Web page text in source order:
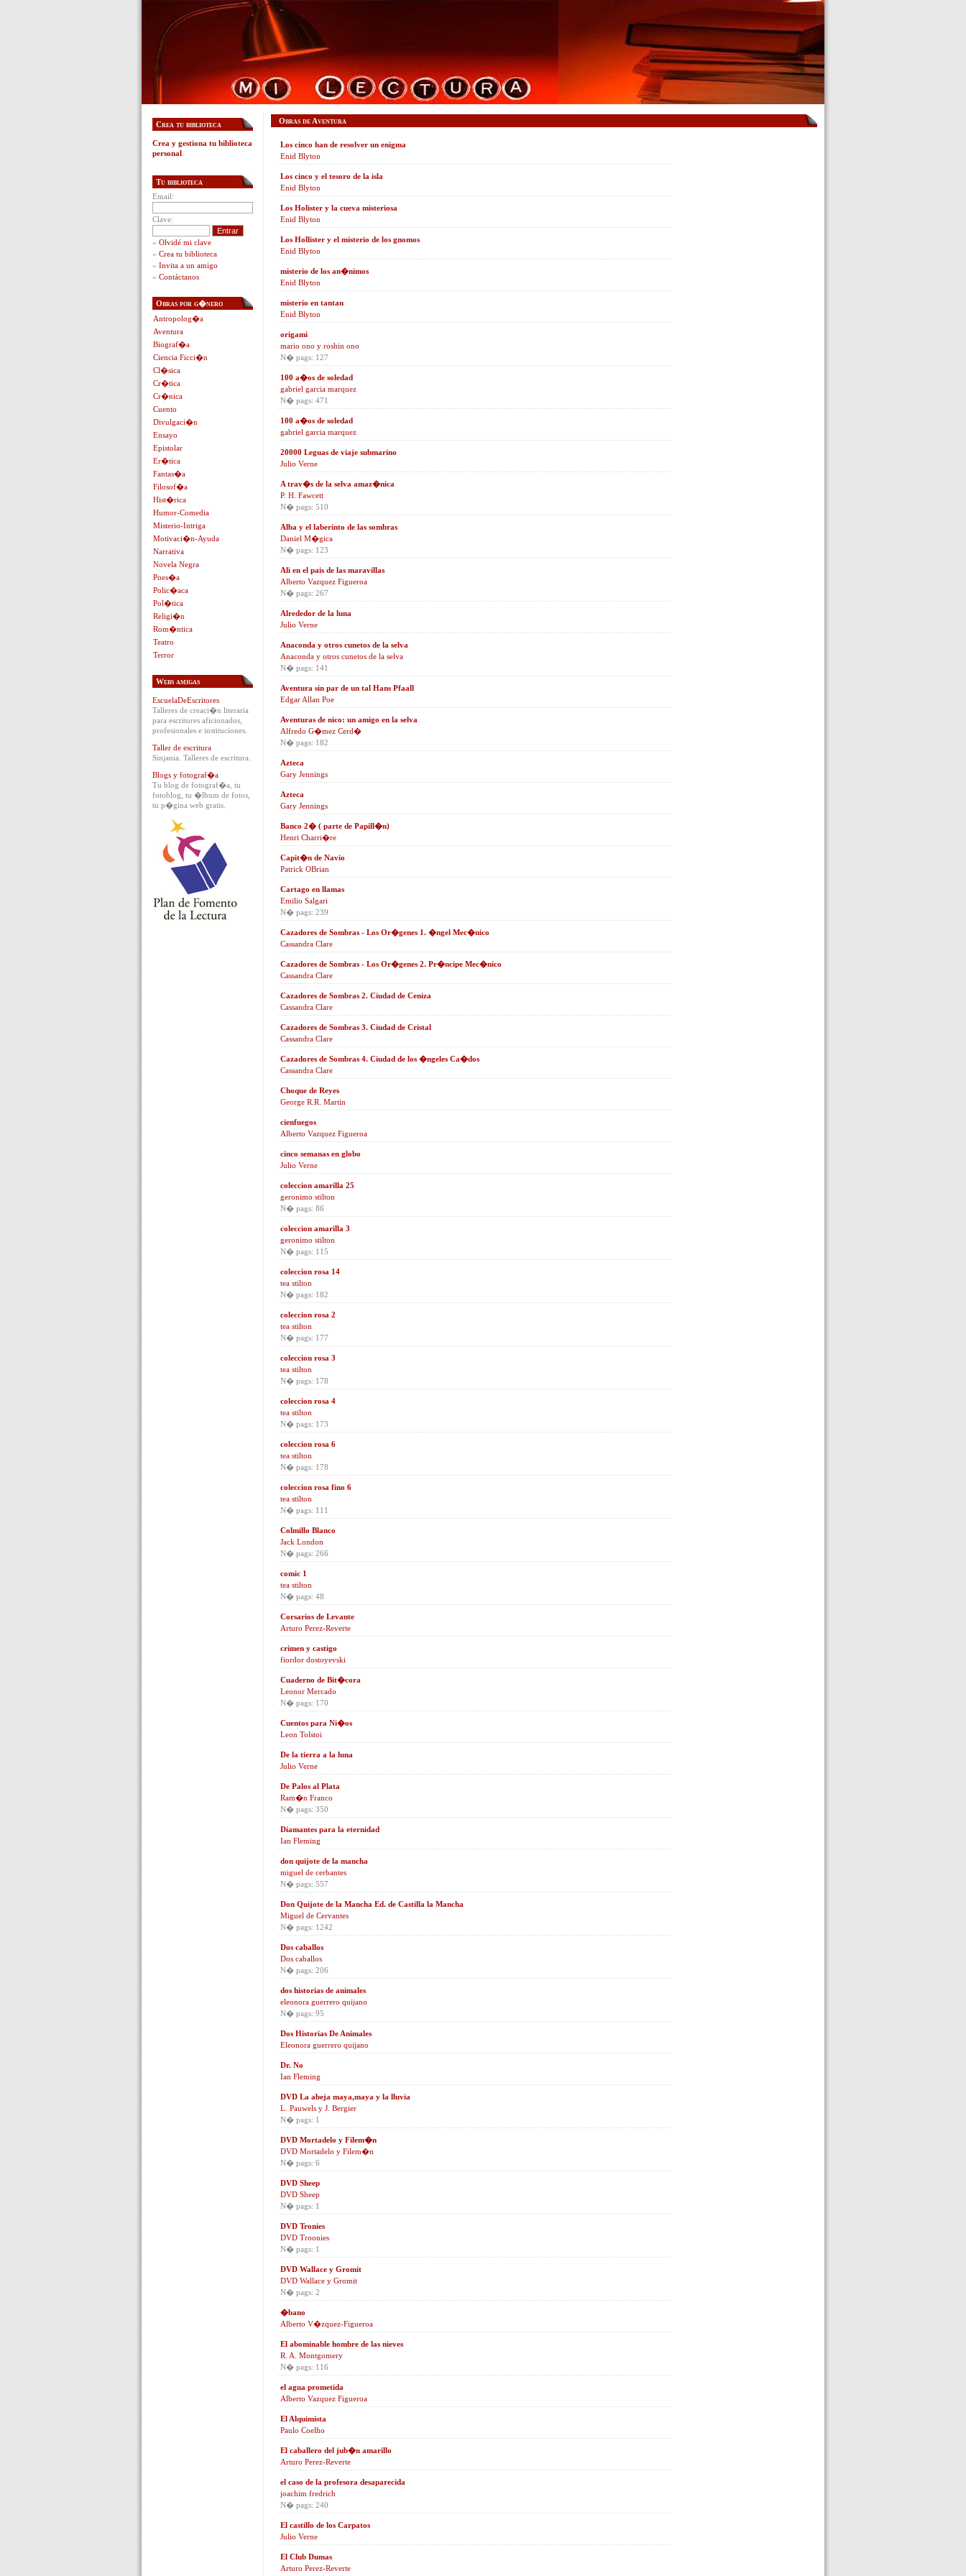
Obras de Aventura
Los cinco han de resolver un enigma
Enid Blyton
Los cinco y el tesoro de la isla
Enid Blyton
Los Holister y la cueva misteriosa
Enid Blyton
Los Hollister y el misterio de los gnomos
Enid Blyton
misterio de los an�nimos
Enid Blyton
misterio en tantan
Enid Blyton
origami
mario ono y roshin ono
N� pags: 127
100 a�os de soledad
gabriel garcia marquez
N� pags: 471
100 a�os de soledad
gabriel garcia marquez
20000 Leguas de viaje submarino
Julio Verne
A trav�s de la selva amaz�nica
P. H. Fawcett
N� pags: 510
Alba y el laberinto de las sombras
Daniel M�gica
N� pags: 123
Ali en el pais de las maravillas
Alberto Vazquez Figueroa
N� pags: 267
Alrededor de la luna
Julio Verne
Anaconda y otros cunetos de la selva
Anaconda y otros cunetos de la selva
N� pags: 141
Aventura sin par de un tal Hans Pfaall
Edgar Allan Poe
Aventuras de nico: un amigo en la selva
Alfredo G�mez Cerd�
N� pags: 182
Azteca
Gary Jennings
Azteca
Gary Jennings
Banco 2� ( parte de Papill�n)
Henri Charri�re
Capit�n de Navio
Patrick OBrian
Cartago en llamas
Emilio Salgari
N� pags: 239
Cazadores de Sombras - Los Or�genes 1. �ngel Mec�nico
Cassandra Clare
Cazadores de Sombras - Los Or�genes 2. Pr�ncipe Mec�nico
Cassandra Clare
Cazadores de Sombras 2. Ciudad de Ceniza
Cassandra Clare
Cazadores de Sombras 3. Ciudad de Cristal
Cassandra Clare
Cazadores de Sombras 4. Ciudad de los �ngeles Ca�dos
Cassandra Clare
Choque de Reyes
George R.R. Martin
cienfuegos
Alberto Vazquez Figueroa
cinco semanas en globo
Julio Verne
coleccion amarilla 25
geronimo stilton
N� pags: 86
coleccion amarilla 3
geronimo stilton
N� pags: 115
coleccion rosa 14
tea stilton
N� pags: 182
coleccion rosa 2
tea stilton
N� pags: 177
coleccion rosa 3
tea stilton
N� pags: 178
coleccion rosa 4
tea stilton
N� pags: 173
coleccion rosa 6
tea stilton
N� pags: 178
coleccion rosa fino 6
tea stilton
N� pags: 111
Colmillo Blanco
Jack London
N� pags: 266
comic 1
tea stilton
N� pags: 48
Corsarios de Levante
Arturo Perez-Reverte
crimen y castigo
fiordor dostoyevski
Cuaderno de Bit�cora
Leonor Mercado
N� pags: 170
Cuentos para Ni�os
Leon Tolstoi
De la tierra a la luna
Julio Verne
De Palos al Plata
Ram�n Franco
N� pags: 350
Diamantes para la eternidad
Ian Fleming
don quijote de la mancha
miguel de cerbantes
N� pags: 557
Don Quijote de la Mancha Ed. de Castilla la Mancha
Miguel de Cervantes
N� pags: 1242
Dos caballos
Dos caballos
N� pags: 206
dos historias de animales
eleonora guerrero quijano
N� pags: 95
Dos Historias De Animales
Eleonora guerrero quijano
Dr. No
Ian Fleming
DVD La abeja maya,maya y la lluvia
L. Pauwels y J. Bergier
N� pags: 1
DVD Mortadelo y Filem�n
DVD Mortadelo y Filem�n
N� pags: 6
DVD Sheep
DVD Sheep
N� pags: 1
DVD Tronies
DVD Troonies
N� pags: 1
DVD Wallace y Gromit
DVD Wallace y Gromit
N� pags: 2
�bano
Alberto V�zquez-Figueroa
El abominable hombre de las nieves
R. A. Montgomery
N� pags: 116
el agua prometida
Alberto Vazquez Figueroa
El Alquimista
Paulo Coelho
El caballero del jub�n amarillo
Arturo Perez-Reverte
el caso de la profesora desaparecida
joachim fredrich
N� pags: 240
El castillo de los Carpatos
Julio Verne
El Club Dumas
Arturo Perez-Reverte
Crea tu biblioteca
Crea y gestiona tu biblioteca
personal
Tu biblioteca
Email:
Clave:
» Olvidé mi clave
» Crea tu biblioteca
» Invita a un amigo
» Contáctanos
Obras por g�nero
Antropolog�a
Aventura
Biograf�a
Ciencia Ficci�n
Cl�sica
Cr�tica
Cr�nica
Cuento
Divulgaci�n
Ensayo
Epistolar
Er�tica
Fantas�a
Filosof�a
Hist�rica
Humor-Comedia
Misterio-Intriga
Motivaci�n-Ayuda
Narrativa
Novela Negra
Poes�a
Polic�aca
Pol�tica
Religi�n
Rom�ntica
Teatro
Terror
Webs amigas
EscuelaDeEscritores
Talleres de creaci�n literaria
para escritores aficionados,
profesionales e instituciones.
Taller de escritura
Sinjania. Talleres de escritura.
Blogs y fotograf�a
Tu blog de fotograf�a, tu
fotoblog, tu �lbum de fotos,
tu p�gina web gratis.